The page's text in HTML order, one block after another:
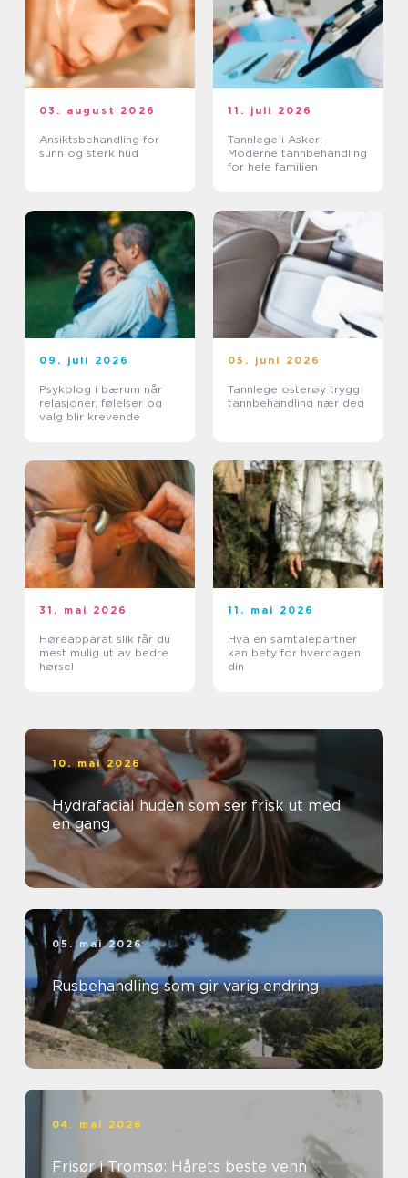
03. august 2026
Ansiktsbehandling for
sunn og sterk hud
11. juli 2026
Tannlege i Asker:
Moderne tannbehandling
for hele familien
09. juli 2026
Psykolog i bærum når
relasjoner, følelser og
valg blir krevende
05. juni 2026
Tannlege osterøy trygg
tannbehandling nær deg
31. mai 2026
Høreapparat slik får du
mest mulig ut av bedre
hørsel
11. mai 2026
Hva en samtalepartner
kan bety for hverdagen
din
10. mai 2026
Hydrafacial huden som ser frisk ut med
en gang
05. mai 2026
Rusbehandling som gir varig endring
04. mai 2026
Frisør i Tromsø: Hårets beste venn